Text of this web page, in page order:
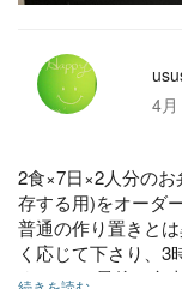
4月
2食×7日×2人分の
存する用)をオーダ
普通の作り置きと
く応じて下さり、3
ました！(最後お弁